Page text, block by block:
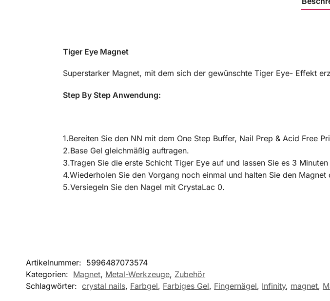
Tiger Eye Magnet
Superstarker Magnet, mit dem sich der gewünschte Tiger Eye- Effekt
Step By Step Anwendung:
1.Bereiten Sie den NN mit dem One Step Buffer, Nail Prep & Acid Free
2.Base Gel gleichmäßig auftragen.
3.Tragen Sie die erste Schicht Tiger Eye auf und lassen Sie es 3 Minuten
4.Wiederholen Sie den Vorgang noch einmal und halten Sie den
5.Versiegeln Sie den Nagel mit CrystaLac 0.
Artikelnummer: 5996487073574
Kategorien: Magnet, Metal-Werkzeuge, Zubehör
Schlagwörter: crystal nails, Farbgel, Farbiges Gel, Fingernägel, Infinity, magnet,